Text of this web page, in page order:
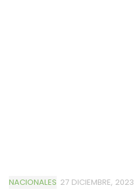
NACIONALES 27 DICIEMBRE, 2023